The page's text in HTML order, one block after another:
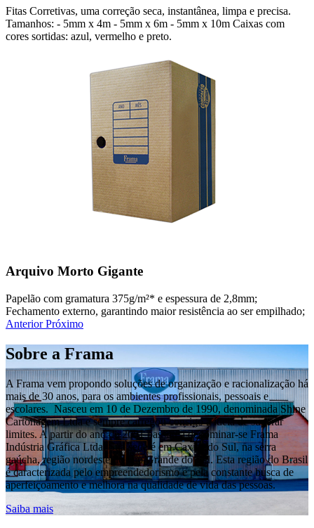
Fitas Corretivas, uma correção seca, instantânea, limpa e precisa.
Tamanhos: - 5mm x 4m - 5mm x 6m - 5mm x 10m Caixas com
cores sortidas: azul, vermelho e preto.
Arquivo Morto Gigante
Papelão com gramatura 375g/m²* e espessura de 2,8mm;
Fechamento externo, garantindo maior resistência ao ser empilhado;
Anterior Próximo
Sobre a Frama
A Frama vem propondo soluções de organização e racionalização há
mais de 30 anos, para os ambientes profissionais, pessoais e
escolares. Nasceu em 10 de Dezembro de 1990, denominada Shine
Cartonagem Ltda e sempre carregou consigo a ideia de superar
limites. A partir do ano de 2001 passou a denominar-se Frama
Indústria Gráfica Ltda. Sua sede é em Caxias do Sul, na serra
gaúcha, região nordeste do Rio Grande do Sul. Esta região do Brasil
é caracterizada pelo empreendedorismo e pela constante busca de
aperfeiçoamento e melhora na qualidade de vida das pessoas.
Saiba mais